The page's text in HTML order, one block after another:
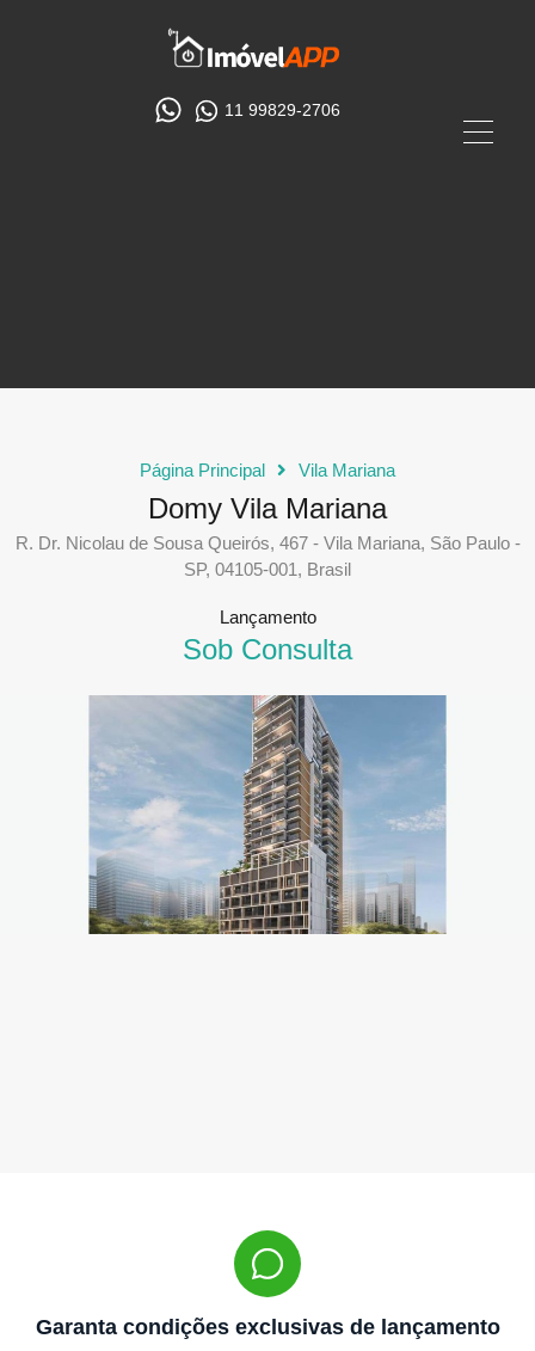
11 99829-2706
Página Principal Vila Mariana
Domy Vila Mariana
R. Dr. Nicolau de Sousa Queirós, 467 - Vila Mariana, São Paulo -
SP, 04105-001, Brasil
Lançamento
Sob Consulta
Garanta condições exclusivas de lançamento